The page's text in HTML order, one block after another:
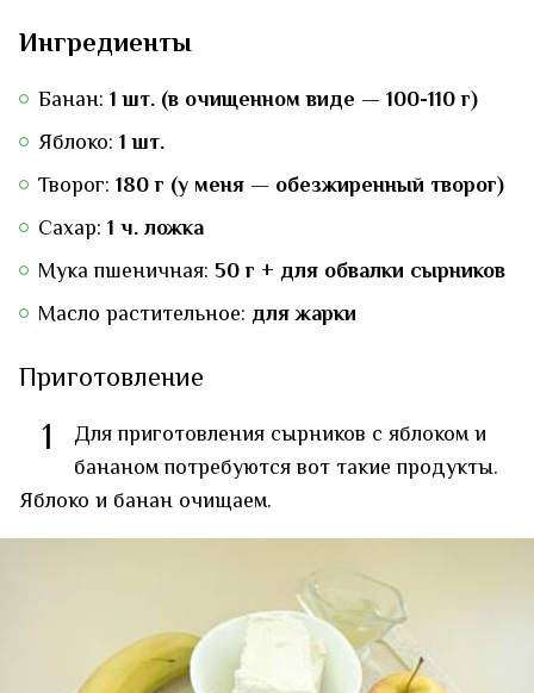
Ингредиенты
Банан: 1 шт. (в очищенном виде — 100-110 г)
Яблоко: 1 шт.
Творог: 180 г (у меня — обезжиренный творог)
Сахар: 1 ч. ложка
Мука пшеничная: 50 г + для обвалки сырников
Масло растительное: для жарки
Приготовление
1
Для приготовления сырников с яблоком и
бананом потребуются вот такие продукты.
Яблоко и банан очищаем.